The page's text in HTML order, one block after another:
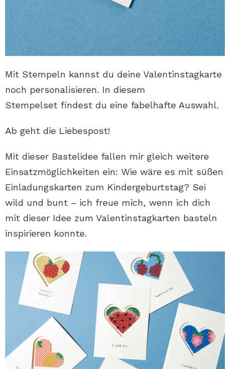
Mit Stempeln kannst du deine Valentinstagkarte
noch personalisieren. In diesem
Stempelset findest du eine fabelhafte Auswahl.
Ab geht die Liebespost!
Mit dieser Bastelidee fallen mir gleich weitere
Einsatzmöglichkeiten ein: Wie wäre es mit süßen
Einladungskarten zum Kindergeburtstag? Sei
wild und bunt – ich freue mich, wenn ich dich
mit dieser Idee zum Valentinstagkarten basteln
inspirieren konnte.